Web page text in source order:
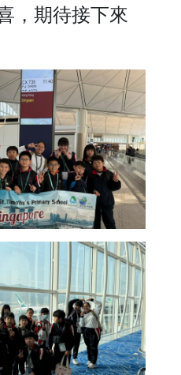
，期待接下來